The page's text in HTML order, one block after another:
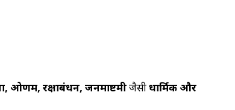
ओणम, रक्षाबंधन, जनमाष्टमीजैसीधार्मिक और